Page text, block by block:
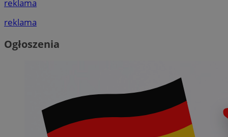
reklama
reklama
Ogłoszenia